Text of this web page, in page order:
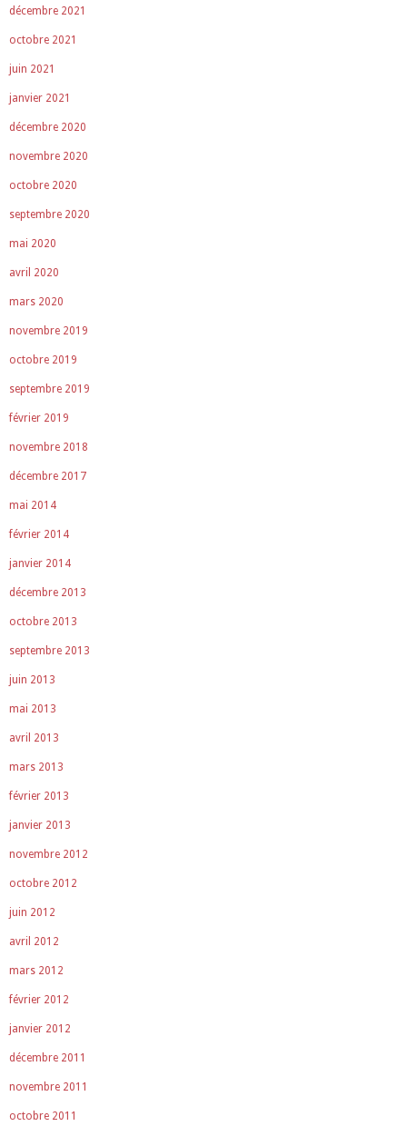
décembre 2021
octobre 2021
juin 2021
janvier 2021
décembre 2020
novembre 2020
octobre 2020
septembre 2020
mai 2020
avril 2020
mars 2020
novembre 2019
octobre 2019
septembre 2019
février 2019
novembre 2018
décembre 2017
mai 2014
février 2014
janvier 2014
décembre 2013
octobre 2013
septembre 2013
juin 2013
mai 2013
avril 2013
mars 2013
février 2013
janvier 2013
novembre 2012
octobre 2012
juin 2012
avril 2012
mars 2012
février 2012
janvier 2012
décembre 2011
novembre 2011
octobre 2011